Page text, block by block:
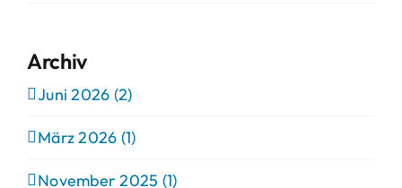
Archiv
Juni 2026 (2)
März 2026 (1)
November 2025 (1)